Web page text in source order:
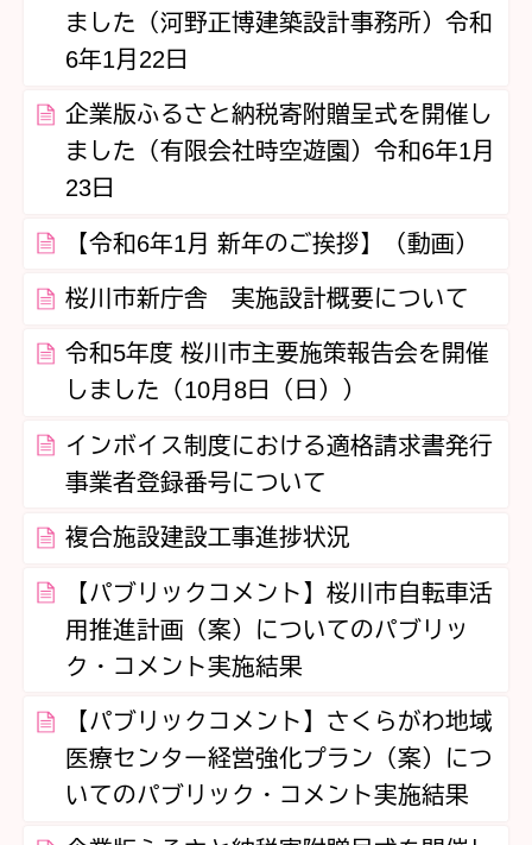
ました（河野正博建築設計事務所）令和
6年1月22日
企業版ふるさと納税寄附贈呈式を開催し
ました（有限会社時空遊園）令和6年1月
23日
【令和6年1月 新年のご挨拶】（動画）
桜川市新庁舎 実施設計概要について
令和5年度 桜川市主要施策報告会を開催
しました（10月8日（日））
インボイス制度における適格請求書発行
事業者登録番号について
複合施設建設工事進捗状況
【パブリックコメント】桜川市自転車活
用推進計画（案）についてのパブリッ
ク・コメント実施結果
【パブリックコメント】さくらがわ地域
医療センター経営強化プラン（案）につ
いてのパブリック・コメント実施結果